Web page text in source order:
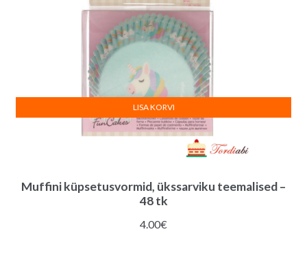
Muffini küpsetusvormid, ükssarviku teemalised –
48 tk
4.00€
LISA KORVI